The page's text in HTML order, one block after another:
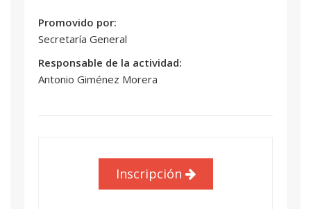
Promovido por:
Secretaría General
Responsable de la actividad:
Antonio Giménez Morera
Inscripción